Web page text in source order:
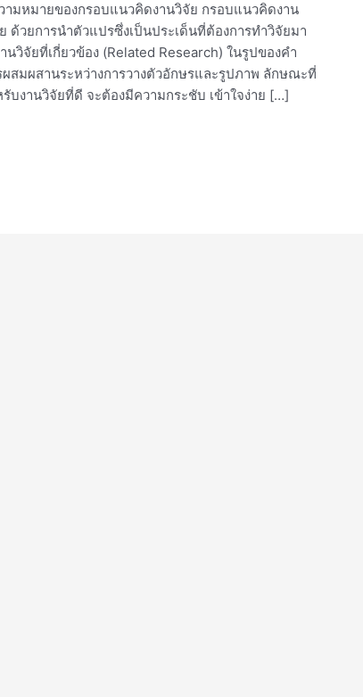
มหมายของกรอบแนวคิดงานวิจัย กรอบแนวคิดงาน
วยการนำตัวแปรซึ่งเป็นประเด็นที่ต้องการทำวิจัยมา
วิจัยที่เกี่ยวข้อง (Related Research) ในรูปของคำ
มผสานระหว่างการวางตัวอักษรและรูปภาพ ลักษณะที่
งานวิจัยที่ดี จะต้องมีความกระชับ เข้าใจง่าย […]